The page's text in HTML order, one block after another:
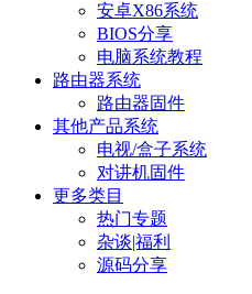
安卓X86系统
BIOS分享
电脑系统教程
路由器系统
路由器固件
其他产品系统
电视/盒子系统
对讲机固件
更多类目
热门专题
杂谈|福利
源码分享